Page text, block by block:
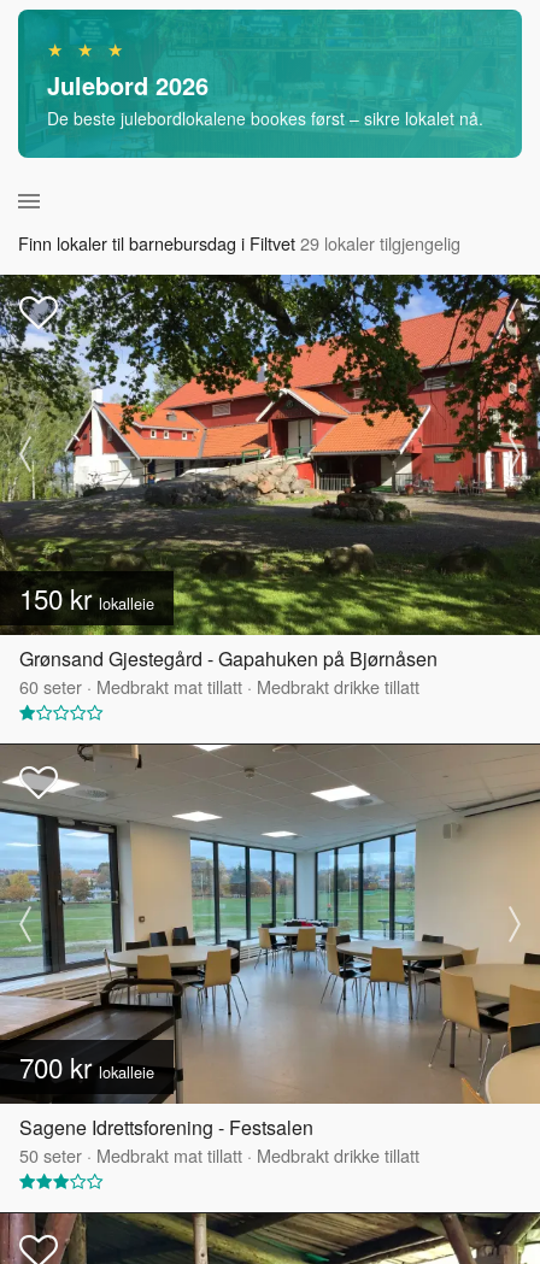
★ ★ ★
Julebord 2026
De beste julebordlokalene bookes først – sikre lokalet nå.
Finn lokaler til barnebursdag i Filtvet29 lokaler tilgjengelig
150 kr lokalleie
Grønsand Gjestegård - Gapahuken på Bjørnåsen
60seter · Medbrakt mat tillatt · Medbrakt drikke tillatt
700 krlokalleie
Sagene Idrettsforening - Festsalen
50seter · Medbrakt mat tillatt · Medbrakt drikke tillatt